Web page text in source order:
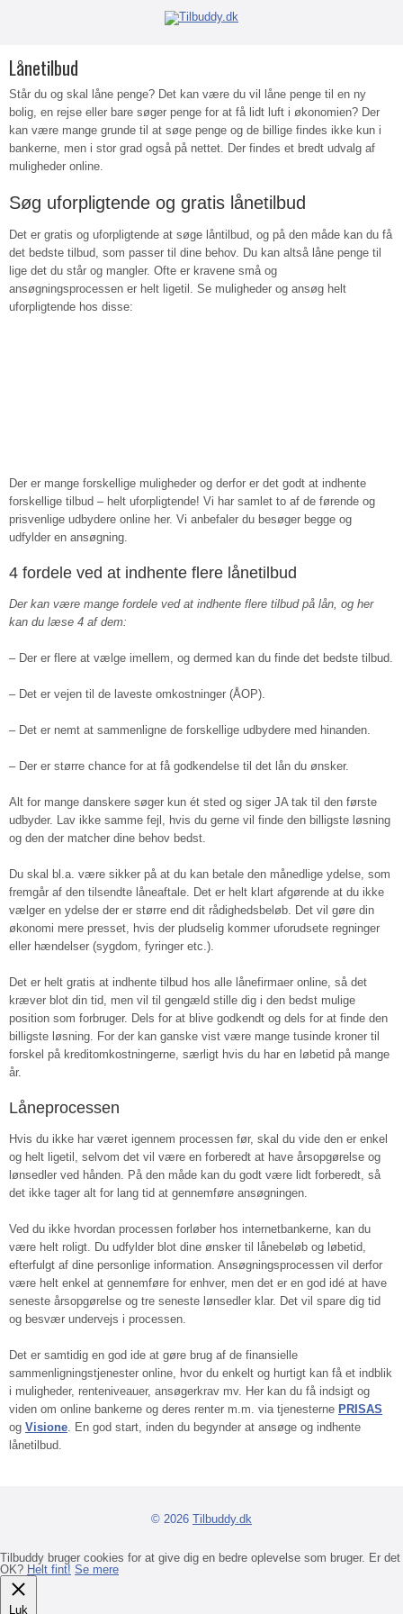
Lånetilbud
Står du og skal låne penge? Det kan være du vil låne penge til en ny
bolig, en rejse eller bare søger penge for at få lidt luft i økonomien? Der
kan være mange grunde til at søge penge og de billige findes ikke kun i
bankerne, men i stor grad også på nettet. Der findes et bredt udvalg af
muligheder online.
Søg uforpligtende og gratis lånetilbud
Det er gratis og uforpligtende at søge låntilbud, og på den måde kan du få
det bedste tilbud, som passer til dine behov. Du kan altså låne penge til
lige det du står og mangler. Ofte er kravene små og
ansøgningsprocessen er helt ligetil. Se muligheder og ansøg helt
uforpligtende hos disse:
Der er mange forskellige muligheder og derfor er det godt at indhente
forskellige tilbud – helt uforpligtende! Vi har samlet to af de førende og
prisvenlige udbydere online her. Vi anbefaler du besøger begge og
udfylder en ansøgning.
4 fordele ved at indhente flere lånetilbud
Der kan være mange fordele ved at indhente flere tilbud på lån, og her
kan du læse 4 af dem:
– Der er flere at vælge imellem, og dermed kan du finde det bedste tilbud.
– Det er vejen til de laveste omkostninger (ÅOP).
– Det er nemt at sammenligne de forskellige udbydere med hinanden.
– Der er større chance for at få godkendelse til det lån du ønsker.
Alt for mange danskere søger kun ét sted og siger JA tak til den første
udbyder. Lav ikke samme fejl, hvis du gerne vil finde den billigste løsning
og den der matcher dine behov bedst.
Du skal bl.a. være sikker på at du kan betale den månedlige ydelse, som
fremgår af den tilsendte låneaftale. Det er helt klart afgørende at du ikke
vælger en ydelse der er større end dit rådighedsbeløb. Det vil gøre din
økonomi mere presset, hvis der pludselig kommer uforudsete regninger
eller hændelser (sygdom, fyringer etc.).
Det er helt gratis at indhente tilbud hos alle lånefirmaer online, så det
kræver blot din tid, men vil til gengæld stille dig i den bedst mulige
position som forbruger. Dels for at blive godkendt og dels for at finde den
billigste løsning. For der kan ganske vist være mange tusinde kroner til
forskel på kreditomkostningerne, særligt hvis du har en løbetid på mange
år.
Låneprocessen
Hvis du ikke har været igennem processen før, skal du vide den er enkel
og helt ligetil, selvom det vil være en forberedt at have årsopgørelse og
lønsedler ved hånden. På den måde kan du godt være lidt forberedt, så
det ikke tager alt for lang tid at gennemføre ansøgningen.
Ved du ikke hvordan processen forløber hos internetbankerne, kan du
være helt roligt. Du udfylder blot dine ønsker til lånebeløb og løbetid,
efterfulgt af dine personlige information. Ansøgningsprocessen vil derfor
være helt enkel at gennemføre for enhver, men det er en god idé at have
seneste årsopgørelse og tre seneste lønsedler klar. Det vil spare dig tid
og besvær undervejs i processen.
Det er samtidig en god ide at gøre brug af de finansielle
sammenligningstjenester online, hvor du enkelt og hurtigt kan få et indblik
i muligheder, renteniveauer, ansøgerkrav mv. Her kan du få indsigt og
viden om online bankerne og deres renter m.m. via tjenesterne PRISAS
og Visione. En god start, inden du begynder at ansøge og indhente
lånetilbud.
© 2026 Tilbuddy.dk
Tilbuddy bruger cookies for at give dig en bedre oplevelse som bruger. Er det
OK? Helt fint! Se mere
Luk